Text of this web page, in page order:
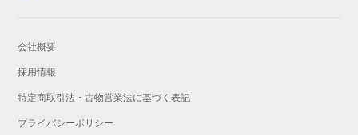
会社概要
採用情報
特定商取引法・古物営業法に基づく表記
プライバシーポリシー